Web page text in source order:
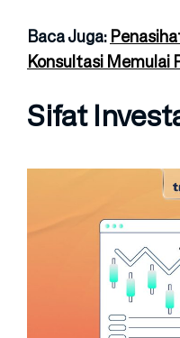
Baca Juga:
Konsultasi Memulai
Sifat